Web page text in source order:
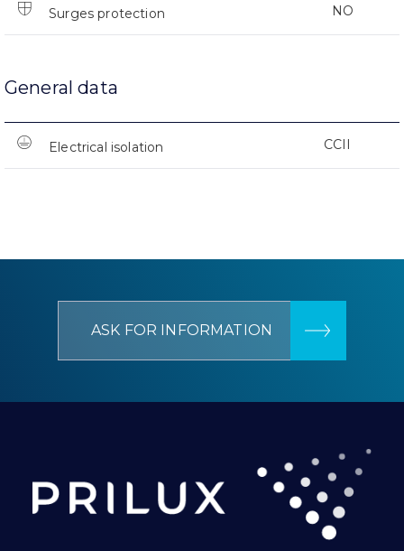
Surges protection NO
General data
Electrical isolation CCII
ASK FOR INFORMATION